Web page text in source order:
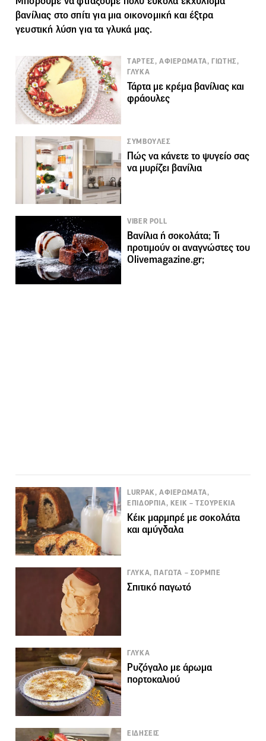
βανίλιας στο σπίτι για μια οικονομική και έξτρα
γευστική λύση για τα γλυκά μας.
TΑΡΤΕΣ, ΑΦΙΕΡΩΜΑΤΑ, ΓΙΩΤΗΣ,
ΓΛΥΚΑ
Τάρτα με κρέμα βανίλιας και
φράουλες
ΣΥΜΒΟΥΛΕΣ
Πώς να κάνετε το ψυγείο σας
να μυρίζει βανίλια
VIBER POLL
Βανίλια ή σοκολάτα; Τι
προτιμούν οι αναγνώστες του
Olivemagazine.gr;
LURPAK, ΑΦΙΕΡΩΜΑΤΑ,
ΕΠΙΔΟΡΠΙΑ, ΚΕΙΚ – ΤΣΟΥΡΕΚΙΑ
Κέικ μαρμπρέ με σοκολάτα
και αμύγδαλα
ΓΛΥΚΑ, ΠΑΓΩΤΑ – ΣΟΡΜΠΕ
Σπιτικό παγωτό
ΓΛΥΚΑ
Ρυζόγαλο με άρωμα
πορτοκαλιού
ΕΙΔΗΣΕΙΣ